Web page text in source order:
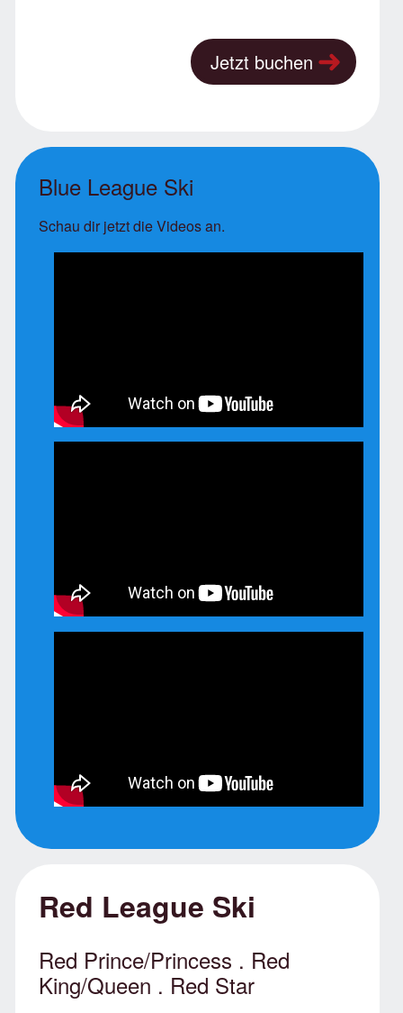
Jetzt buchen
Blue League Ski
Schau dir jetzt die Videos an.
Red League Ski
Red Prince/Princess . Red
King/Queen . Red Star